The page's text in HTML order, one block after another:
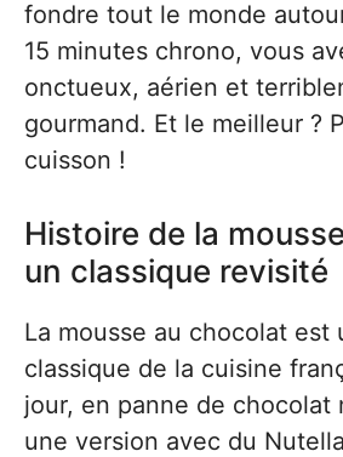
fondre tout le monde
15 minutes chrono, vous
onctueux, aérien et
gourmand. Et le meilleur ?
cuisson !
Histoire de la
un classique revisité
La mousse au chocolat est
classique de la cuisine
jour, en panne de chocolat
une version avec du